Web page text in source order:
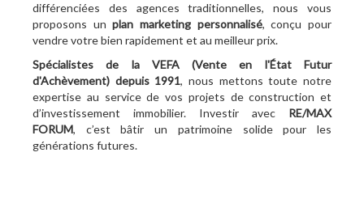
différenciées des agences traditionnelles, nous vous
proposons unplan marketing personnalisé, conçu pour
vendre votre bien rapidement et au meilleur prix.
Spécialistes de la VEFA (Vente en l'État Futur
d'Achèvement) depuis 1991, nous mettons toute notre
expertise au service de vos projets de construction et
d’investissement immobilier. Investir avec RE/MAX
FORUM, c’est bâtir un patrimoine solide pour les
générations futures.